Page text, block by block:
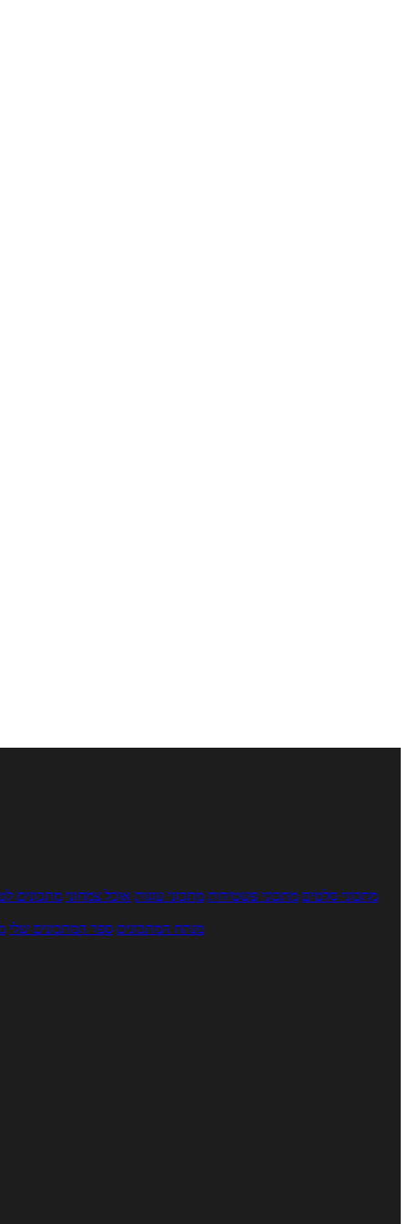
מתכוני סלטים מתכוני פשטידות מתכוני עוגות אוכל צמחוני מתכונים
מנתח המתכונים ספר המתכונים שלי